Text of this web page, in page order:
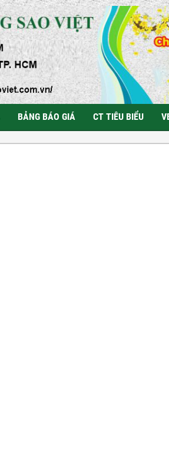
BẢNG BÁO GIÁ CT TIÊU BIỂU